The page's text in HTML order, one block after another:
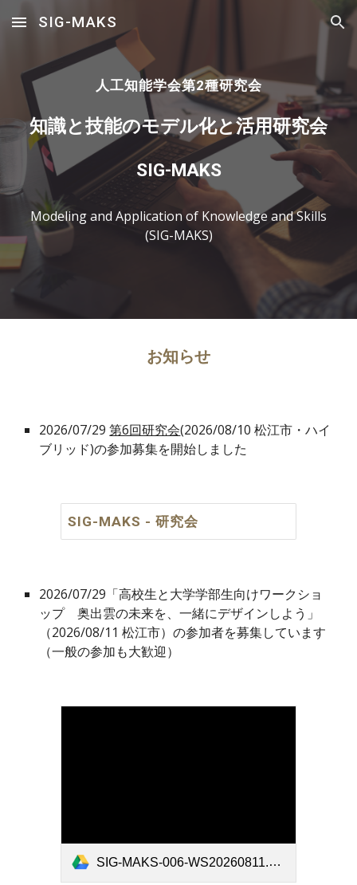
Skip to main content Skip to navigation
SIG-MAKS
人工知能学会第2種研究会
知識と技能のモデル化と活用研究会
SIG-MAKS
Modeling and Application of Knowledge and Skills
(SIG-MAKS)
お知らせ
2026/07/29 第6回研究会(2026/08/10 松江市 ・ハイ
ブリッド)の参加募集を開始しました
SIG-MAKS - 研究会
2026/07/29「高校生と大学学部生向けワークショ
ップ 奥出雲の未来を、一緒にデザインしよう」
（2026/08/11松江市）の参加者を募集しています
（一般の参加も大歓迎）
SIG-MAKS-006-WS20260811.pdf